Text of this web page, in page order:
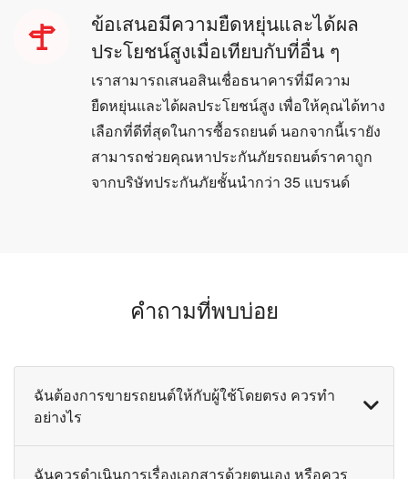
ข้อเสนอมีความยืดหยุ่นและได้ผล
ประโยชน์สูงเมื่อเทียบกับที่อื่น ๆ
เราสามารถเสนอสินเชื่อธนาคารที่มีความ
ยืดหยุ่นและได้ผลประโยชน์สูง เพื่อให้คุณได้ทาง
เลือกที่ดีที่สุดในการซื้อรถยนต์ นอกจากนี้เรายัง
สามารถช่วยคุณหาประกันภัยรถยนต์ราคาถูก
จากบริษัทประกันภัยชั้นนำกว่า 35 แบรนด์
คำถามที่พบบ่อย
ฉันต้องการขายรถยนต์ให้กับผู้ใช้โดยตรง ควรทำ
อย่างไร
ผู้ซื้อและผู้ขายควรทำการนัดหมายเพื่อดูรถและทดลอง
ฉันควรดำเนินการเรื่องเอกสารด้วยตนเอง หรือควร